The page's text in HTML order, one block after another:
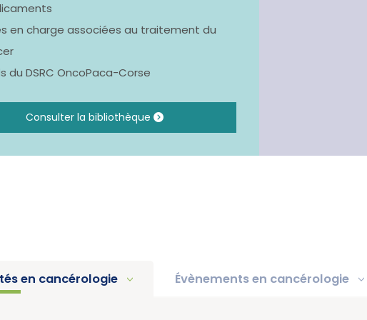
en charge associées au traitement du
du DSRC OncoPaca-Corse
Consulter la bibliothèque
en cancérologie Évènements en cancérologie